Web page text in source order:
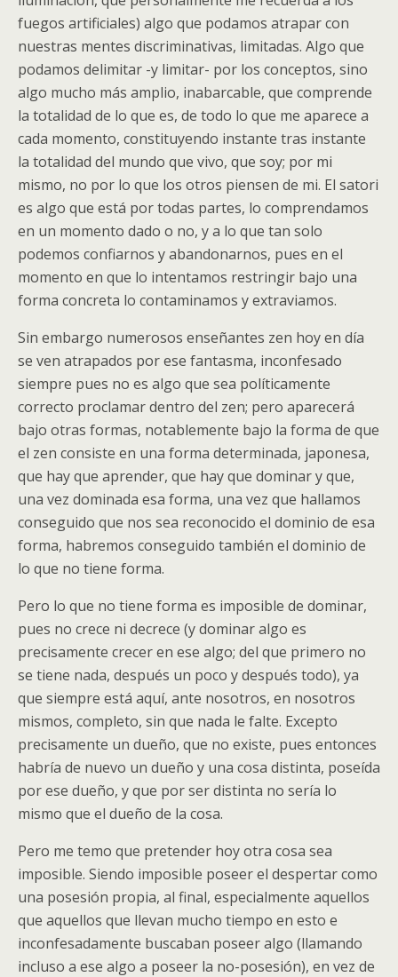
fuegos artificiales) algo que podamos atrapar con
nuestras mentes discriminativas, limitadas. Algo que
podamos delimitar -y limitar- por los conceptos, sino
algo mucho más amplio, inabarcable, que comprende
la totalidad de lo que es, de todo lo que me aparece a
cada momento, constituyendo instante tras instante
la totalidad del mundo que vivo, que soy; por mi
mismo, no por lo que los otros piensen de mi. El satori
es algo que está por todas partes, lo comprendamos
en un momento dado o no, y a lo que tan solo
podemos confiarnos y abandonarnos, pues en el
momento en que lo intentamos restringir bajo una
forma concreta lo contaminamos y extraviamos.
Sin embargo numerosos enseñantes zen hoy en día
se ven atrapados por ese fantasma, inconfesado
siempre pues no es algo que sea políticamente
correcto proclamar dentro del zen; pero aparecerá
bajo otras formas, notablemente bajo la forma de que
el zen consiste en una forma determinada, japonesa,
que hay que aprender, que hay que dominar y que,
una vez dominada esa forma, una vez que hallamos
conseguido que nos sea reconocido el dominio de esa
forma, habremos conseguido también el dominio de
lo que no tiene forma.
Pero lo que no tiene forma es imposible de dominar,
pues no crece ni decrece (y dominar algo es
precisamente crecer en ese algo; del que primero no
se tiene nada, después un poco y después todo), ya
que siempre está aquí, ante nosotros, en nosotros
mismos, completo, sin que nada le falte. Excepto
precisamente un dueño, que no existe, pues entonces
habría de nuevo un dueño y una cosa distinta, poseída
por ese dueño, y que por ser distinta no sería lo
mismo que el dueño de la cosa.
Pero me temo que pretender hoy otra cosa sea
imposible. Siendo imposible poseer el despertar como
una posesión propia, al final, especialmente aquellos
que aquellos que llevan mucho tiempo en esto e
inconfesadamente buscaban poseer algo (llamando
incluso a ese algo a poseer la no-posesión), en vez de